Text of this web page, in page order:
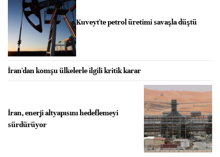
Kuveyt'te petrol üretimi savaşla düştü
İran'dan komşu ülkelerle ilgili kritik karar
İran, enerji altyapısını hedeflemeyi
sürdürüyor